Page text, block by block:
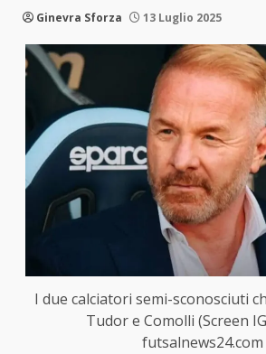
Ginevra Sforza 13 Luglio 2025
I due calciatori semi-sconosciuti
Tudor e Comolli (Screen
futsalnews24.com